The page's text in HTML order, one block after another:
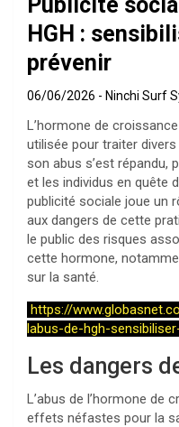
HGH :
prévenir
06/06/2026 Ninchi Surf
L’hormone de
utilisée pour traiter
son abus s’est répandu,
et les individus en quête
publicité sociale joue un
aux dangers de cette
le public des risques
cette hormone,
sur la santé.
https://
labus-de-hgh-
Les dangers
L’abus de l’hormone de
effets néfastes pour la